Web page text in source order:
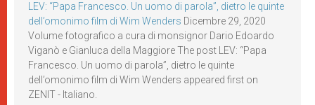
LEV: “Papa Francesco. Un uomo di parola”, dietro le quinte
dell’omonimo film di Wim Wenders Dicembre 29, 2020
Volume fotografico a cura di monsignor Dario Edoardo
Viganò e Gianluca della Maggiore The post LEV: “Papa
Francesco. Un uomo di parola”, dietro le quinte
dell’omonimo film di Wim Wenders appeared first on
ZENIT - Italiano.